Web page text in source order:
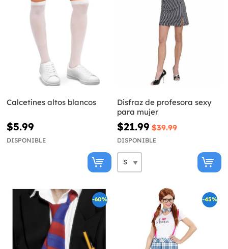
Calcetines altos blancos
$5.99
DISPONIBLE
Disfraz de profesora sexy
para mujer
$21.99 $39.99
DISPONIBLE
-60% -45%